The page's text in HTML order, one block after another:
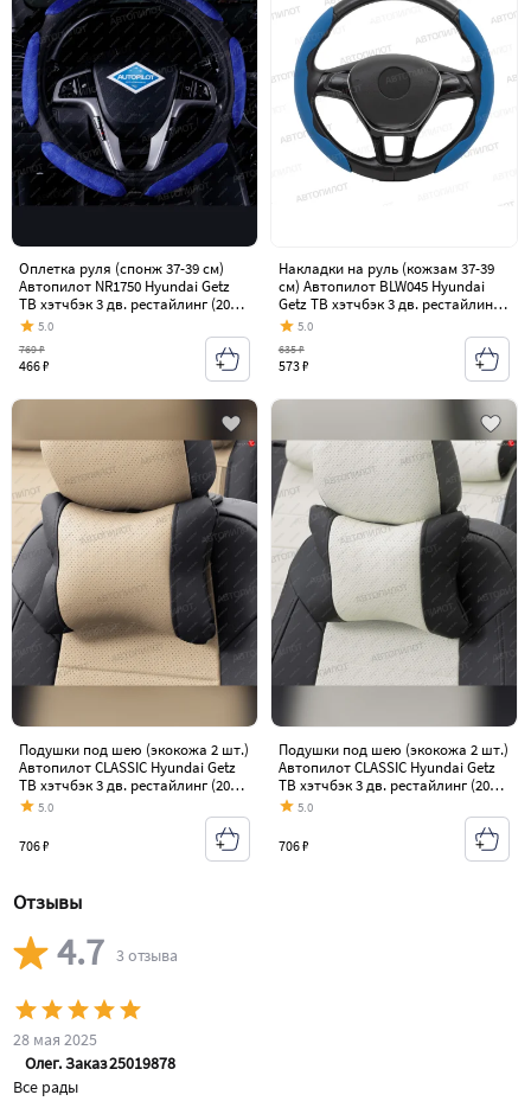
Оплетка руля (спонж 37-39 см)
Автопилот NR1750 Hyundai Getz
TB хэтчбэк 3 дв. рестайлинг (2005-
2011)
5.0
466 ₽
769 ₽
Накладки на руль (кожзам 37-39
см) Автопилот BLW045 Hyundai
Getz TB хэтчбэк 3 дв. рестайлинг
(2005-2011)
5.0
573 ₽
635 ₽
Подушки под шею (экокожа 2 шт.)
Автопилот CLASSIC Hyundai Getz
TB хэтчбэк 3 дв. рестайлинг (2005-
2011)
5.0
706 ₽
Подушки под шею (экокожа 2 шт.)
Автопилот CLASSIC Hyundai Getz
TB хэтчбэк 3 дв. рестайлинг (2005-
2011)
5.0
706 ₽
Отзывы
4.7 3 отзыва
28 мая 2025
Олег. Заказ 25019878
Все рады